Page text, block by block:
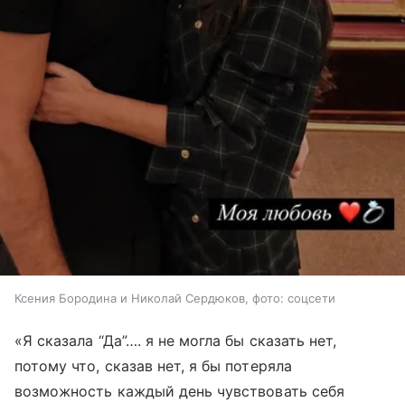
Ксения Бородина и Николай Сердюков, фото: соцсети
«Я сказала “Да”…. я не могла бы сказать нет,
потому что, сказав нет, я бы потеряла
возможность каждый день чувствовать себя